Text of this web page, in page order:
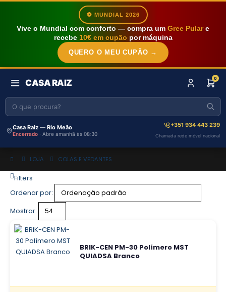
⚽ MUNDIAL 2026
Vive o Mundial com conforto — compra um Gree Pulare
recebe 10€ em cupão por máquina
QUERO O MEU CUPÃO →
CASA RAIZ 0
Casa Raiz — Rio Meão
Encerrado · Abre amanhã às 08:30
+351 934 443 239
Chamada rede móvel nacional
LOJA COLAS E VEDANTES
Filters
Ordenar por:
Mostrar:
BRIK-CEN PM-30 Polímero MST
QUIADSA Branco